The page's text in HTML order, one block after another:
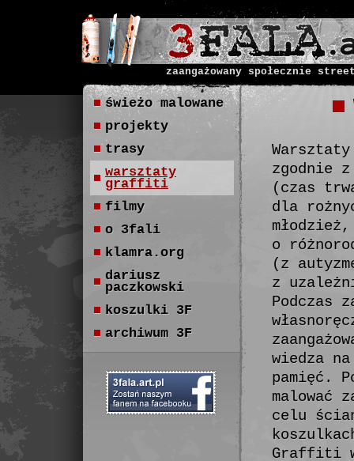
zaangażowany społecznie
zgodnie z
(czas
dla
o
(z
z
Podczas
wiedza
pamięć.
malować
celu
Graffiti
świeżo malowane
projekty
trasy
warsztaty
graffiti
filmy
o 3fali
klamra.org
dariusz
paczkowski
koszulki 3F
archiwum 3F